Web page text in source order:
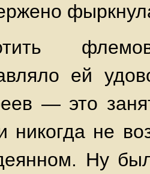
ей
— это
никогда не
Ну